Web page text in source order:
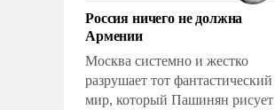
уязвимости США, например,
перед Китаем.
Россия ничего не должна
Армении
Москва системно и жестко
разрушает тот фантастический
мир, который Пашинян рисует